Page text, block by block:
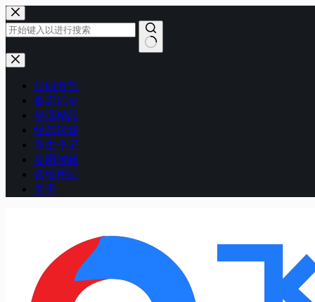
跳
至
内
容
无
廿四节气
备忘记录
笑话精品
经典转载
浮生小记
美图转载
曾经用过
关于